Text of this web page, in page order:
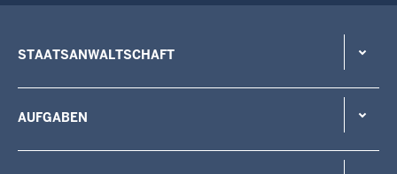
STAATSANWALTSCHAFT
AUFGABEN